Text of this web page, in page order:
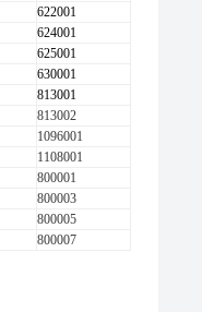
622001
624001
625001
630001
813001
813002
1096001
1108001
800001
800003
800005
800007